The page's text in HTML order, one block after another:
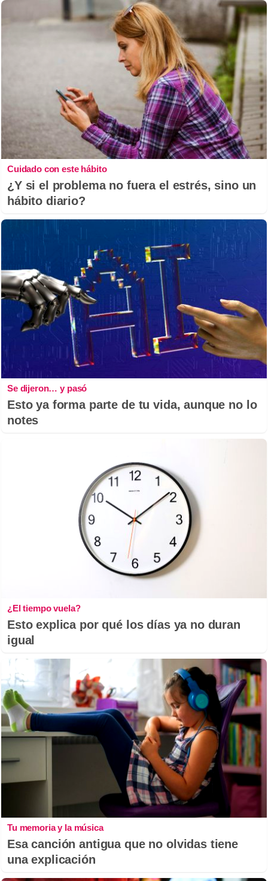
Cuidado con este hábito
¿Y si el problema no fuera el estrés, sino un
hábito diario?
Se dijeron… y pasó
Esto ya forma parte de tu vida, aunque no lo
notes
¿El tiempo vuela?
Esto explica por qué los días ya no duran
igual
Tu memoria y la música
Esa canción antigua que no olvidas tiene
una explicación